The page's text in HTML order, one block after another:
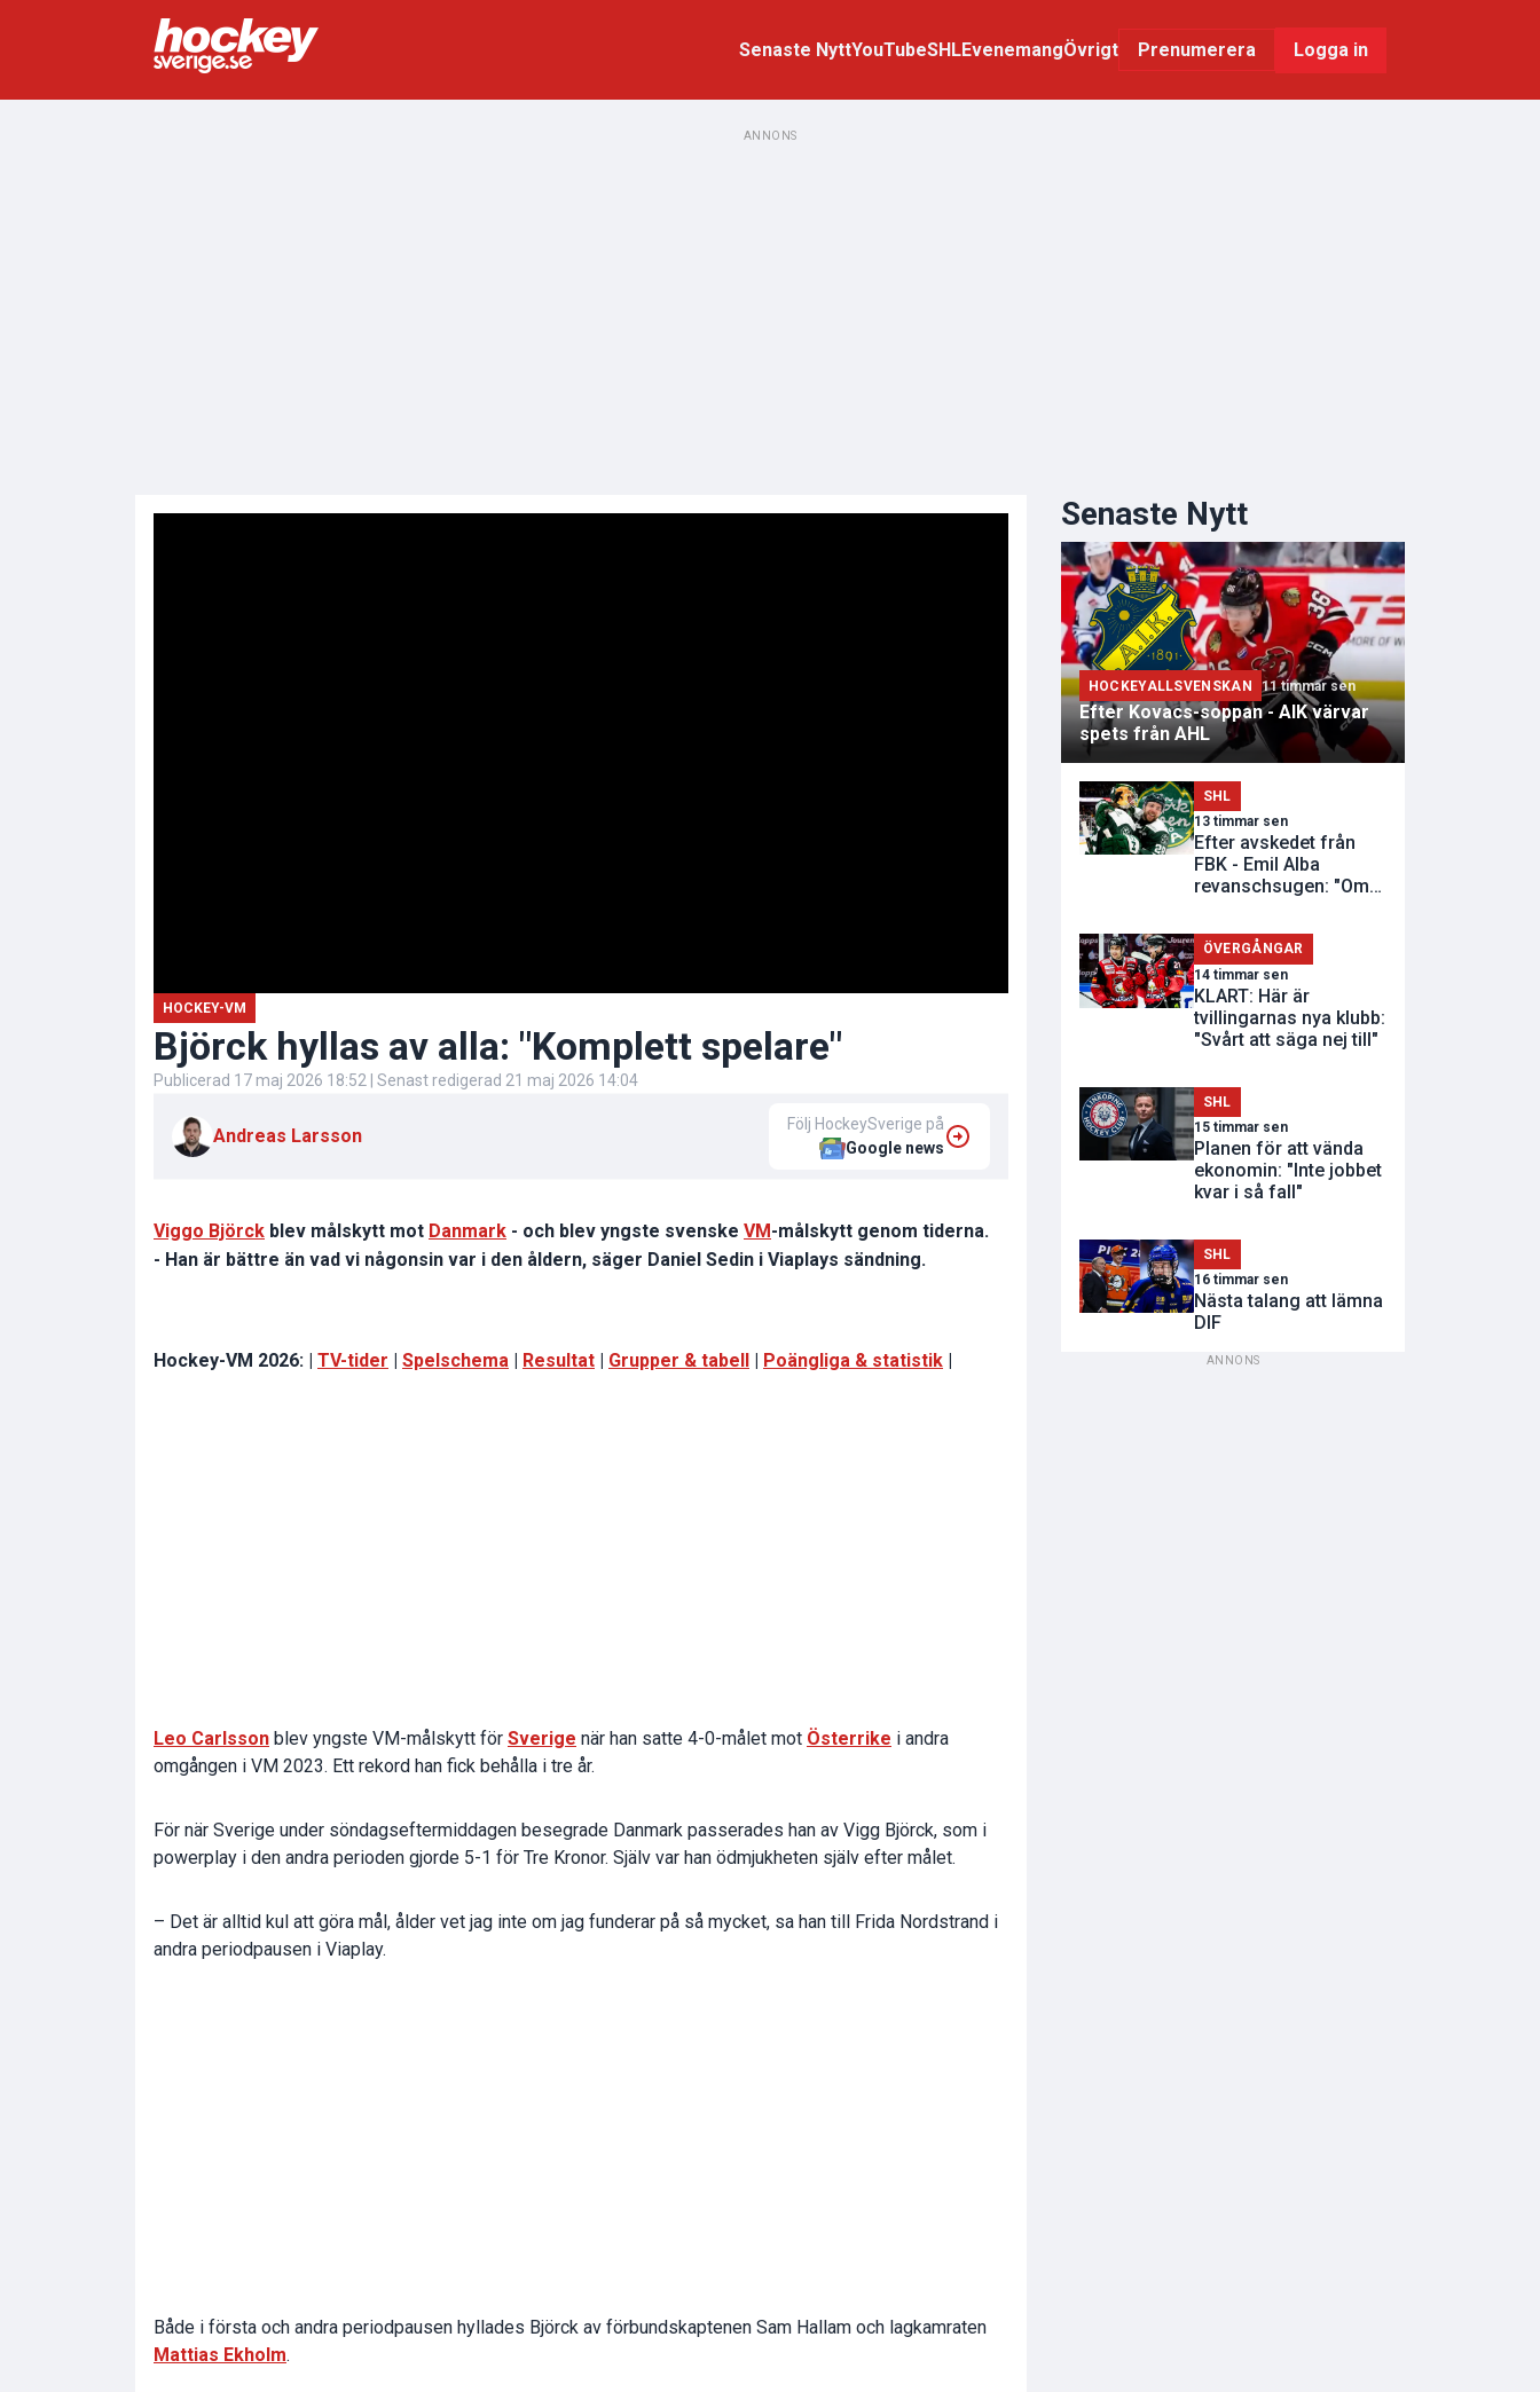
Senaste NyttYouTubeSHLEvenemangÖvrigt Prenumerera Logga in
ANNONS
HOCKEY-VM
Björck hyllas av alla: "Komplett spelare"
Publicerad 17 maj 2026 18:52 | Senast redigerad 21 maj 2026 14:04
Andreas Larsson
Följ HockeySverige på
Google news
Viggo Björck blev målskytt mot Danmark - och blev yngste svenske VM -målskytt genom tiderna.
- Han är bättre än vad vi någonsin var i den åldern, säger Daniel Sedin i Viaplays sändning.
Hockey-VM 2026: | TV-tider Spelschema Resultat Grupper & tabell Poängliga & statistik
Leo Carlsson blev yngste VM-målskytt för Sverige när han satte 4-0-målet mot Österrike i andra
omgången i VM 2023. Ett rekord han fick behålla i tre år.
För när Sverige under söndagseftermiddagen besegrade Danmark passerades han av Vigg Björck, som i
powerplay i den andra perioden gjorde 5-1 för Tre Kronor. Själv var han ödmjukheten själv efter målet.
– Det är alltid kul att göra mål, ålder vet jag inte om jag funderar på så mycket, sa han till Frida Nordstrand i
andra periodpausen i Viaplay.
Både i första och andra periodpausen hyllades Björck av förbundskaptenen Sam Hallam och lagkamraten
Mattias Ekholm.
Senaste Nytt
HOCKEYALLSVENSKAN 11 timmar sen
Efter Kovacs-soppan - AIK värvar
spets från AHL
SHL
13 timmar sen
Efter avskedet från
FBK - Emil Alba
revanschsugen: "Om
ÖVERGÅNGAR
14 timmar sen
KLART: Här är
tvillingarnas nya klubb:
"Svårt att säga nej till"
SHL
15 timmar sen
Planen för att vända
ekonomin: "Inte jobbet
kvar i så fall"
SHL
16 timmar sen
Nästa talang att lämna
DIF
ANNONS